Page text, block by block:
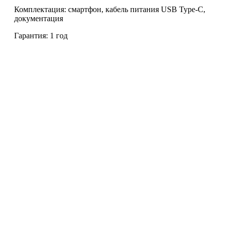
Комплектация: смартфон, кабель питания USB Type-C,
документация
Гарантия: 1 год